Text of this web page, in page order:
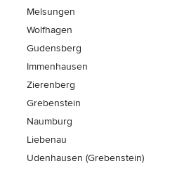
Melsungen
Wolfhagen
Gudensberg
Immenhausen
Zierenberg
Grebenstein
Naumburg
Liebenau
Udenhausen (Grebenstein)